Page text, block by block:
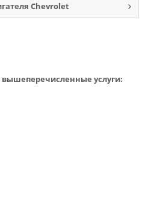
Chevrolet
услуги: